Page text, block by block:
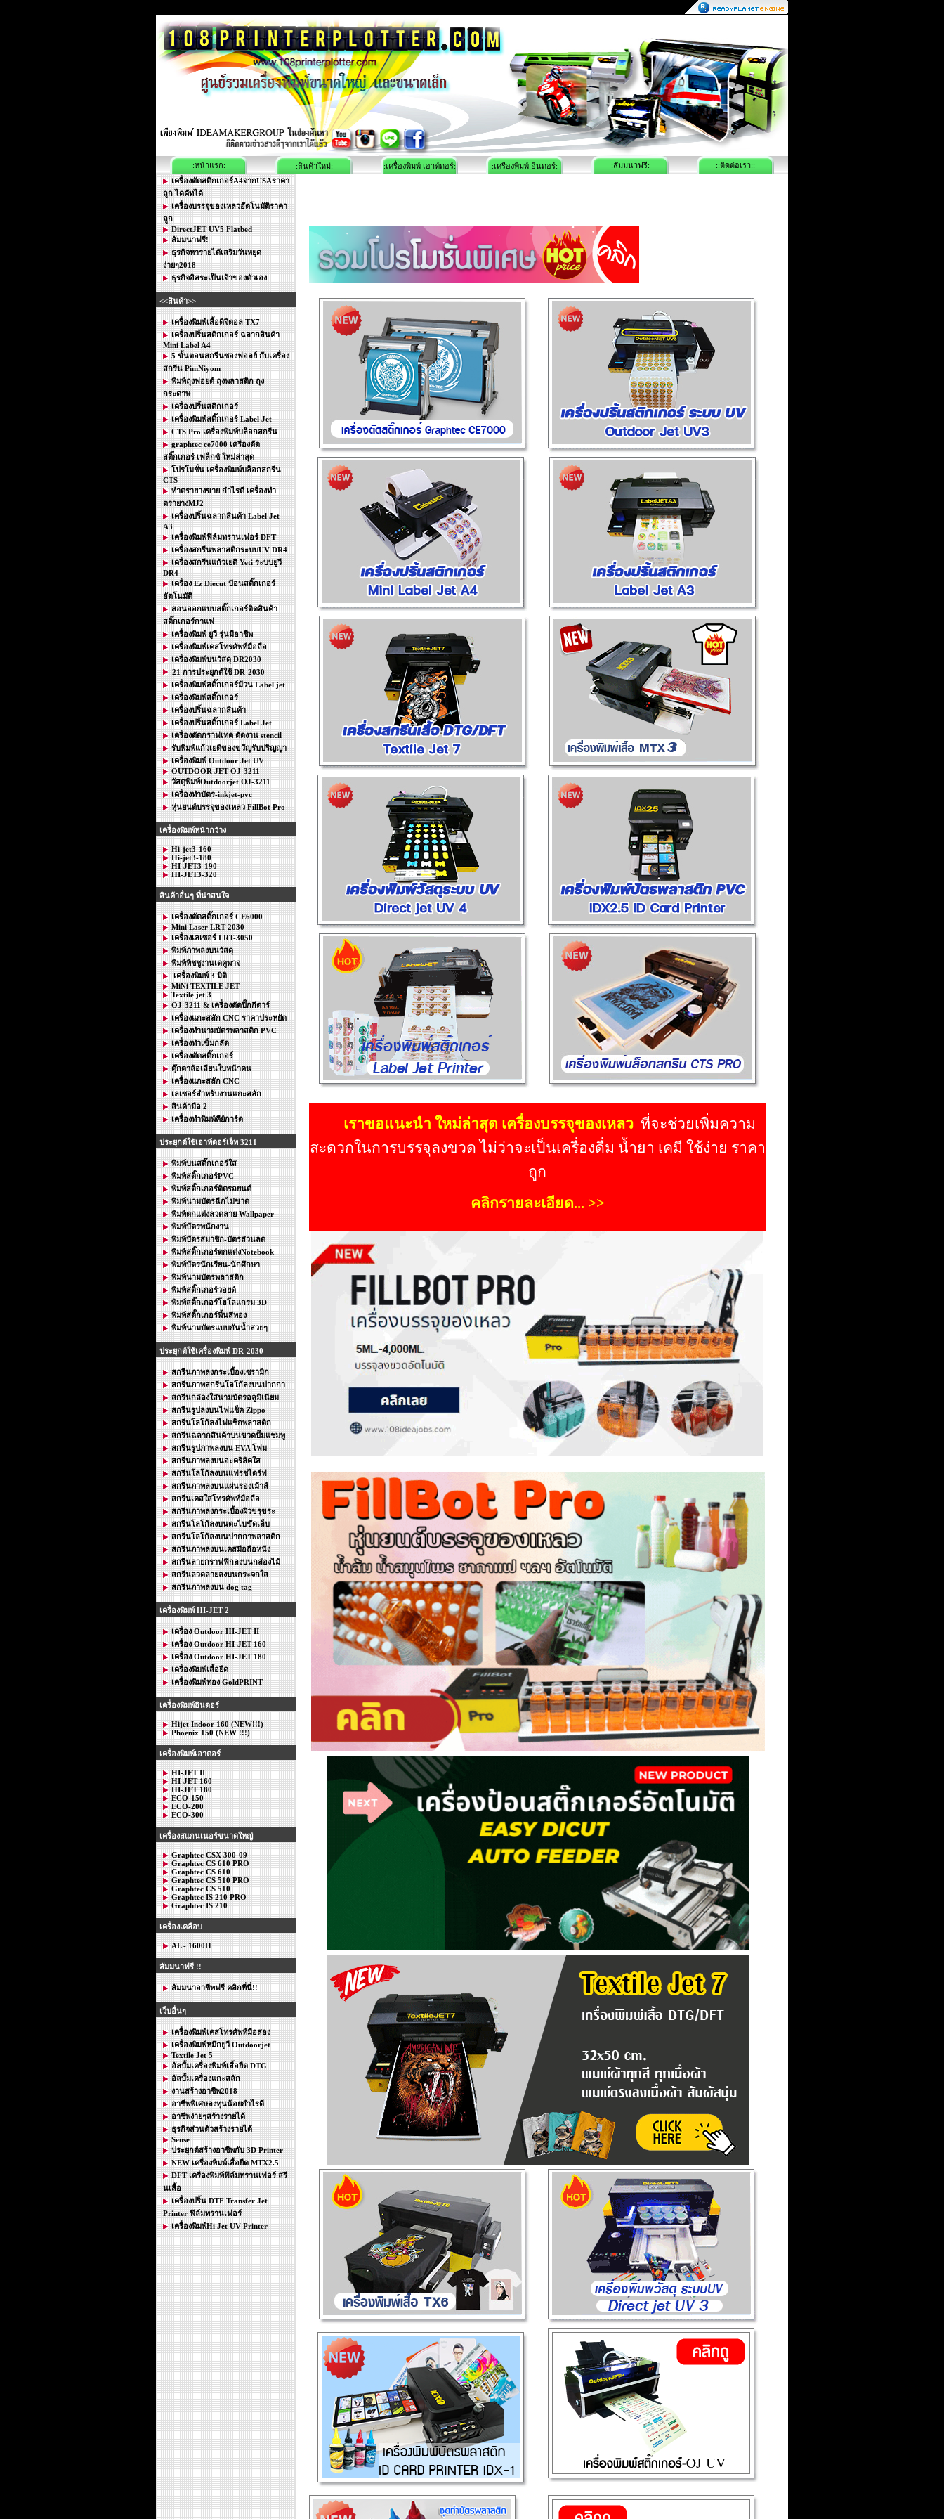
:หน้าแรก: :สินค้าใหม่: :เครื่องพิมพ์ เอาท์ดอร์: :เครื่องพิมพ์ อินดอร์: :สัมมนาฟรี:
::ติดต่อเรา::
เครื่องตัดสติกเกอร์A4จากUSAราคา
ถูก ไดคัทได้
เครื่องบรรจุของเหลวอัตโนมัติราคา
ถูก
DirectJET UV5 Flatbed
สัมมนาฟรี!
ธุรกิจหารายได้เสริมวันหยุด
ง่ายๆ2018
ธุรกิจอิสระเป็นเจ้าของตัวเอง
<<สินค้า>>
เครื่องพิมพ์เสื้อดิจิตอล TX7
เครื่องปริ้นสติกเกอร์ ฉลากสินค้า
Mini Label A4
5 ขั้นตอนสกรีนซองฟอลย์ กับเครื่อง
สกรีน PimNiyom
พิมพ์ถุงฟอยด์ ถุงพลาสติก ถุง
กระดาษ
เครื่องปริ้นสติกเกอร์
เครื่องพิมพ์สติ๊กเกอร์ Label Jet
CTS Pro เครื่องพิมพ์บล็อกสกรีน
graphtec ce7000 เครื่องตัด
สติ๊กเกอร์ เฟล็กซ์ ใหม่ล่าสุด
โปรโมชั่น เครื่องพิมพ์บล็อกสกรีน
CTS
ทำตรายางขาย กำไรดี เครื่องทำ
ตรายางMJ2
เครื่องปริ้นฉลากสินค้า Label Jet
A3
เครื่องพิมพ์ฟิล์มทรานเฟอร์ DFT
เครื่องสกรีนพลาสติกระบบUV DR4
เครื่องสกรีนแก้วเยติ Yeti ระบบยูวี
DR4
เครื่อง Ez Diecut ป้อนสติ๊กเกอร์
อัตโนมัติ
สอนออกแบบสติ๊กเกอร์ติดสินค้า
สติ๊กเกอร์กาแฟ
เครื่องพิมพ์ ยูวี รุ่นมือาชีพ
เครื่องพิมพ์เคสโทรศัพท์มือถือ
เครื่องพิมพ์บนวัสดุ DR2030
21 การประยุกต์ใช้ DR-2030
เครื่องพิมพ์สติ๊กเกอร์ม้วน Label jet
เครื่องพิมพ์สติ๊กเกอร์
เครื่องปริ้นฉลากสินค้า
เครื่องปริ้นสติ๊กเกอร์ Label Jet
เครื่องตัดกราฟเทค ตัดงาน stencil
รับพิมพ์แก้วเยติของขวัญรับปริญญา
เครื่องพิมพ์ Outdoor Jet UV
OUTDOOR JET OJ-3211
วัสดุพิมพ์Outdoorjet OJ-3211
เครื่องทำบัตร-inkjet-pvc
หุ่นยนต์บรรจุของเหลว FillBot Pro
เครื่องพิมพ์หน้ากว้าง
Hi-jet3-160
Hi-jet3-180
HI-JET3-190
HI-JET3-320
สินค้าอื่นๆ ที่น่าสนใจ
เครื่องตัดสติ๊กเกอร์ CE6000
Mini Laser LRT-2030
เครื่องเลเซอร์ LRT-3050
พิมพ์ภาพลงบนวัสดุ
พิมพ์ทิชชูงานเดคูพาจ
เครื่องพิมพ์ 3 มิติ
MiNi TEXTILE JET
Textile jet 3
OJ-3211 & เครื่องตัดปิ๊กกีตาร์
เครื่องแกะสลัก CNC ราคาประหยัด
เครื่องทำนามบัตรพลาสติก PVC
เครื่องทำเข็มกลัด
เครื่องตัดสติ๊กเกอร์
ตุ๊กตาล้อเลียนใบหน้าคน
เครื่องแกะสลัก CNC
เลเซอร์สำหรับงานแกะสลัก
สินค้ามือ 2
เครื่องทำพิมพ์คีย์การ์ด
ประยุกต์ใช้เอาท์ดอร์เจ็ท 3211
พิมพ์บนสติ๊กเกอร์ใส
พิมพ์สติ๊กเกอร์PVC
พิมพ์สติ๊กเกอร์ติดรถยนต์
พิมพ์นามบัตรฉีกไม่ขาด
พิมพ์ตกแต่งลวดลาย Wallpaper
พิมพ์บัตรพนักงาน
พิมพ์บัตรสมาชิก-บัตรส่วนลด
พิมพ์สติ๊กเกอร์ตกแต่งNotebook
พิมพ์บัตรนักเรียน-นักศึกษา
พิมพ์นามบัตรพลาสติก
พิมพ์สติ๊กเกอร์วอยด์
พิมพ์สติ๊กเกอร์โฮโลแกรม 3D
พิมพ์สติ๊กเกอร์พื้นสีทอง
พิมพ์นามบัตรแบบกันน้ำสวยๆ
ประยุกต์ใช้เครื่องพิมพ์ DR-2030
สกรีนภาพลงกระเบื้องเซรามิก
สกรีนภาพสกรีนโลโก้ลงบนปากกา
สกรีนกล่องใส่นามบัตรอลูมิเนียม
สกรีนรูปลงบนไฟแช็ค Zippo
สกรีนโลโก้ลงไฟแช็กพลาสติก
สกรีนฉลากสินค้าบนขวดปั๊มแชมพู
สกรีนรูปภาพลงบน EVA โฟม
สกรีนภาพลงบนอะคริลิคใส
สกรีนโลโก้ลงบนแฟรชไดร์ฟ
สกรีนภาพลงบนแผ่นรองเม้าส์
สกรีนเคสใส่โทรศัพท์มือถือ
สกรีนภาพลงกระเบื้องผิวขรุขระ
สกรีนโลโก้ลงบนตะไบขัดเล็บ
สกรีนโลโก้ลงบนปากกาพลาสติก
สกรีนภาพลงบนเคสมือถือหนัง
สกรีนลายกราฟฟิกลงบนกล่องไม้
สกรีนลวดลายลงบนกระจกใส
สกรีนภาพลงบน dog tag
เครื่องพิมพ์ HI-JET 2
เครื่อง Outdoor HI-JET II
เครื่อง Outdoor HI-JET 160
เครื่อง Outdoor HI-JET 180
เครื่องพิมพ์เสื้อยืด
เครื่องพิมพ์ทอง GoldPRINT
เครื่องพิมพ์อินดอร์
Hijet Indoor 160 (NEW!!!)
Phoenix 150 (NEW !!!)
เครื่องพิมพ์เอาดอร์
HI-JET II
HI-JET 160
HI-JET 180
ECO-150
ECO-200
ECO-300
เครื่องสแกนเนอร์ขนาดใหญ่
Graphtec CSX 300-09
Graphtec CS 610 PRO
Graphtec CS 610
Graphtec CS 510 PRO
Graphtec CS 510
Graphtec IS 210 PRO
Graphtec IS 210
เครื่องเคลือบ
AL - 1600H
สัมมนาฟรี !!
สัมมนาอาชีพฟรี คลิกที่นี่!!
เว็บอื่นๆ
เครื่องพิมพ์เคสโทรศัพท์มือสอง
เครื่องพิมพ์หมึกยูวี Outdoorjet
Textile Jet 5
อัลบั้มเครื่องพิมพ์เสื้อยืด DTG
อัลบั้มเครื่องแกะสลัก
งานสร้างอาชีพ2018
อาชีพพิเศษลงทุนน้อยกำไรดี
อาชีพง่ายๆสร้างรายได้
ธุรกิจส่วนตัวสร้างรายได้
Sense
ประยุกต์สร้างอาชีพกับ 3D Printer
NEW เครื่องพิมพ์เสื้อยืด MTX2.5
DFT เครื่องพิมพ์ฟิล์มทรานเฟอร์ สรี
นเสื้อ
เครื่องปริ้น DTF Transfer Jet
Printer ฟิล์มทรานเฟอร์
เครื่องพิมพ์Hi Jet UV Printer
เราขอแนะนำ ใหม่ล่าสุด เครื่องบรรจุของเหลว ที่จะช่วยเพิ่มความ
สะดวกในการบรรจุลงขวด ไม่ว่าจะเป็นเครื่องดื่ม น้ำยา เคมี ใช้ง่าย ราคา
ถูก
คลิกรายละเอียด... >>